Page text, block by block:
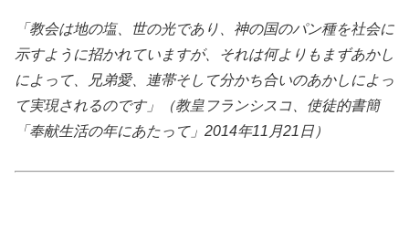
「教会は地の塩、世の光であり、神の国のパン種を社会に
示すように招かれていますが、それは何よりもまずあかし
によって、兄弟愛、連帯そして分かち合いのあかしによっ
て実現されるのです」（教皇フランシスコ、使徒的書簡
「奉献生活の年にあたって」2014年11月21日）